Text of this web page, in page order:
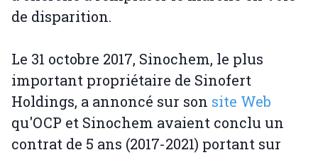
de disparition.
Le 31 octobre 2017, Sinochem, le plus
important propriétaire de Sinofert
Holdings, a annoncé sur son site Web
qu'OCP et Sinochem avaient conclu un
contrat de 5 ans (2017-2021) portant sur